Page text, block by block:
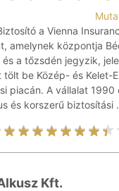
a Vienna
amelynek központja
és a tőzsdén jegyzik,
tölt be Közép- és Kelet-
piacán. A vállalat 1990
és korszerű biztosítási
Kft.